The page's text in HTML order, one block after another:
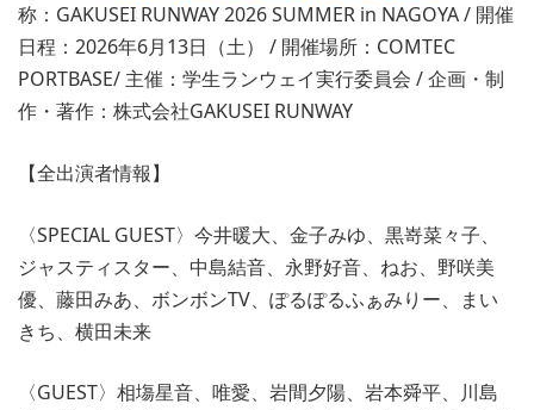
称：GAKUSEI RUNWAY 2026 SUMMER in NAGOYA / 開催
日程：2026年6月13日（土） / 開催場所：COMTEC
PORTBASE/ 主催：学生ランウェイ実行委員会 / 企画・制
作・著作：株式会社GAKUSEI RUNWAY
【全出演者情報】
〈SPECIAL GUEST〉今井暖大、金子みゆ、黒嵜菜々子、
ジャスティスター、中島結音、永野好音、ねお、野咲美
優、藤田みあ、ボンボンTV、ぽるぽるふぁみりー、まい
きち、横田未来
〈GUEST〉相塲星音、唯愛、岩間夕陽、岩本舜平、川島